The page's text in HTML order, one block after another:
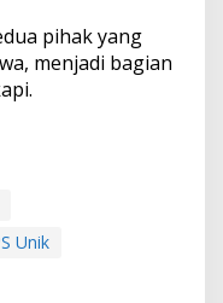
pihak yang
menjadi bagian
Unik